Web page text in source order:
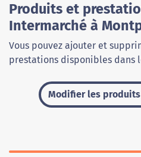
Produits et
Intermarché à
Vous pouvez ajouter et
prestations disponibles dans
Modifier les